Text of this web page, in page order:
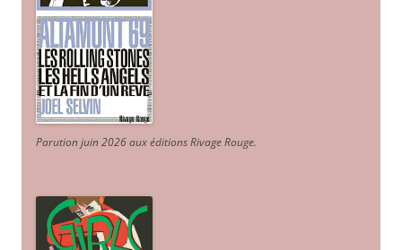
Parution juin 2026 aux éditions Rivage Rouge.